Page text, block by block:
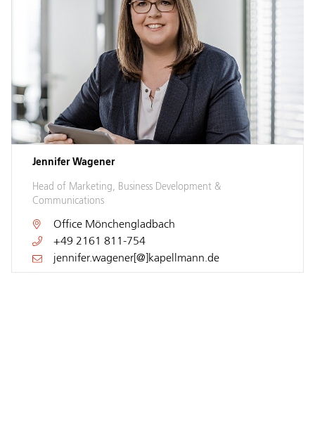
Jennifer Wagener
Head of Marketing, Business Development &
Communications
Office Mönchengladbach
+49 2161 811-754
jennifer.wagener[@]kapellmann.de